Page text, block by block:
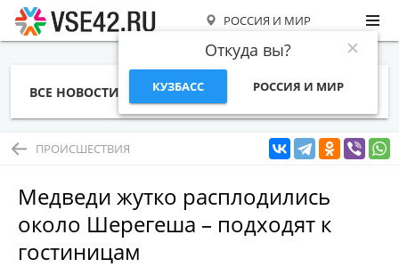
РОССИЯ И МИР
Откуда вы?
КУЗБАСС РОССИЯ И МИР
ВСЕ НОВОСТИ СТАТЬИ ТЕМЫ ФОТО
ПРОИСШЕСТВИЯ
Медведи жутко расплодились
около Шерегеша – подходят к
гостиницам